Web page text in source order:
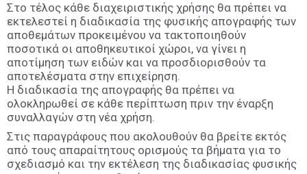
Στο τέλος κάθε διαχειριστικής χρήσης θα πρέπει να
εκτελεστεί η διαδικασία της φυσικής απογραφής των
αποθεμάτων προκειμένου να τακτοποιηθούν
ποσοτικά οι αποθηκευτικοί χώροι, να γίνει η
αποτίμηση των ειδών και να προσδιορισθούν τα
αποτελέσματα στην επιχείρηση.
Η διαδικασία της απογραφής θα πρέπει να
ολοκληρωθεί σε κάθε περίπτωση πριν την έναρξη
συναλλαγών στη νέα χρήση.
Στις παραγράφους που ακολουθούν θα βρείτε εκτός
από τους απαραίτητους ορισμούς τα βήματα για το
σχεδιασμό και την εκτέλεση της διαδικασίας φυσικής